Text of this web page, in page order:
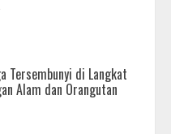
Tersembunyi di Langkat
Alam dan Orangutan